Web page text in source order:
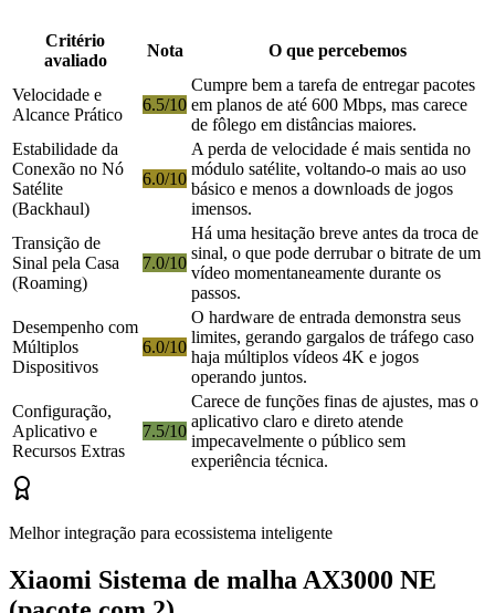
Critério
avaliado
Nota O que percebemos
Velocidade e
Alcance Prático
6.5/10
Cumpre bem a tarefa de entregar pacotes
em planos de até 600 Mbps, mas carece
de fôlego em distâncias maiores.
Estabilidade da
Conexão no Nó
Satélite
(Backhaul)
6.0/10
A perda de velocidade é mais sentida no
módulo satélite, voltando-o mais ao uso
básico e menos a downloads de jogos
imensos.
Transição de
Sinal pela Casa
(Roaming)
7.0/10
Há uma hesitação breve antes da troca de
sinal, o que pode derrubar o bitrate de um
vídeo momentaneamente durante os
passos.
Desempenho com
Múltiplos
Dispositivos
6.0/10
O hardware de entrada demonstra seus
limites, gerando gargalos de tráfego caso
haja múltiplos vídeos 4K e jogos
operando juntos.
Configuração,
Aplicativo e
Recursos Extras
7.5/10
Carece de funções finas de ajustes, mas o
aplicativo claro e direto atende
impecavelmente o público sem
experiência técnica.
Melhor integração para ecossistema inteligente
Xiaomi Sistema de malha AX3000 NE